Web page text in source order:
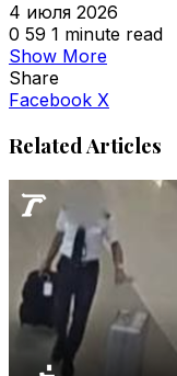
4 июля 2026
0 59 1 minute read
Show More
Share
Facebook X
Related Articles